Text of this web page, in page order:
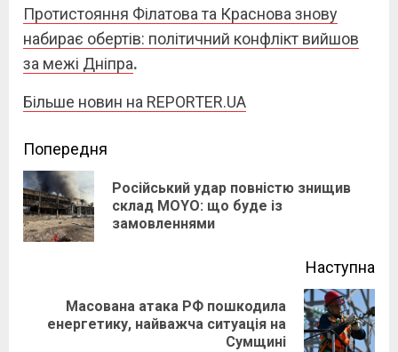
Протистояння Філатова та Краснова знову
набирає обертів: політичний конфлікт вийшов
за межі Дніпра.
Більше новин на REPORTER.UA
Continue
Reading
Попередня
Російський удар повністю знищив
склад MOYO: що буде із
замовленнями
Наступна
Next
Масована атака РФ пошкодила
енергетику, найважча ситуація на
Сумщині